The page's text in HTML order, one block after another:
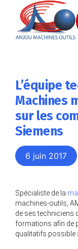
L’équipe
Machines
sur les
Siemens
6 juin 2017
Spécialiste de la
machines-outils,
de ses techniciens
formations afin de
qualitatifs possible